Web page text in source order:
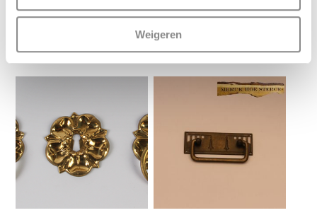
Weigeren
GERELATEERDE PRODUCTEN